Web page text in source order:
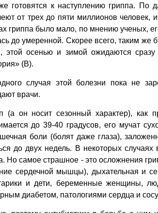
готовятся к наступлению гриппа.
от трех до пяти миллионов человек,
гриппа было мало, по мнению ученых,
до умеренной. Скорее всего, таким же
этой осенью и зимой ожидаются
(В).
случая этой болезни пока не
врачи.
(а он носит сезонный характер), как
до 39-40 градусов, его мучат
боли (болят даже глаза),
до двух недель. В некоторых
Но самое страшное - это осложнения
сердечной мышцы), дыхательная и
и дети, беременные женщины,
диабетом, патологиями сердца и